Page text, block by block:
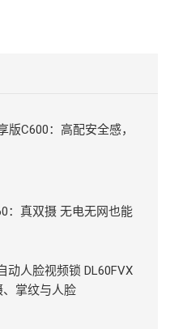
版C600：高配安全感，
：真双摄 无电无网也能
动人脸视频锁 DL60FVX
、掌纹与人脸